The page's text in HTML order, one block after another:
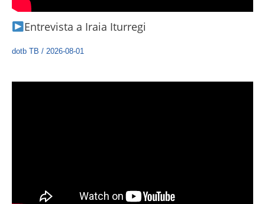
Entrevista a Iraia Iturregi
dotb TB / 2026-08-01